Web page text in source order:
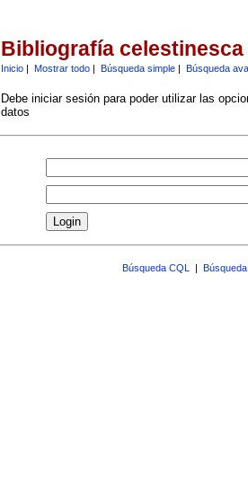
Bibliografía celestinesca
Inicio| Mostrar todo| Búsqueda simple| Búsqueda
Debe iniciar sesión para poder utilizar las
datos
Búsqueda CQL |